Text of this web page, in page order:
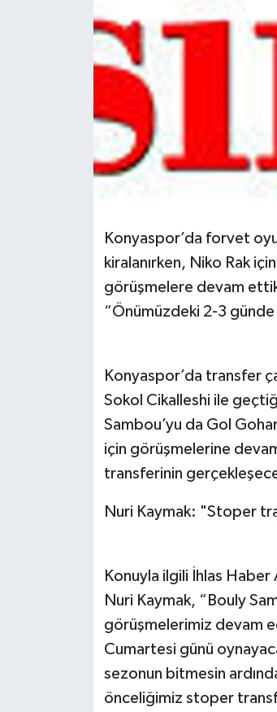
Konyaspor’da forvet
kiralanırken, Niko Rak
görüşmelere devam
“Önümüzdeki 2-3
Konyaspor’da transfer
Sokol Cikalleshi ile
Sambou’yu da Gol
için görüşmelerine
transferinin
Nuri Kaymak: "Stoper
Konuyla ilgili İhlas Haber
Nuri Kaymak, “Bouly
görüşmelerimiz devam
Cumartesi günü
sezonun bitmesin
önceliğimiz stoper
Teknoloji
Tokat Haberleri